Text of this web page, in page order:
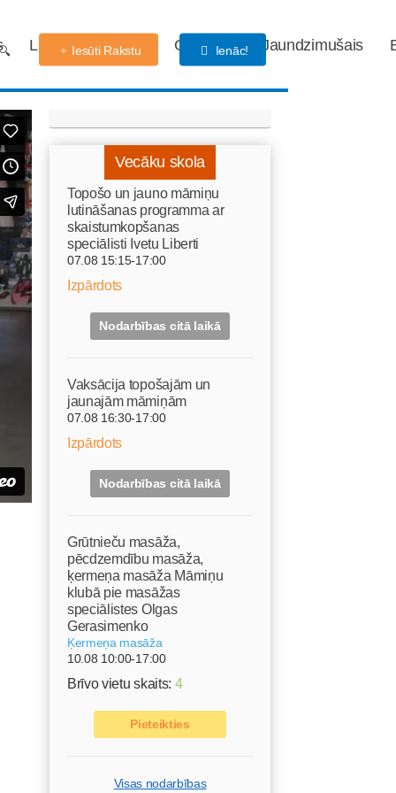
Labdarības fonds Gaidības Jaundzimušais
Iesūti Rakstu Ienāc!
Vecāku skola
Topošo un jauno māmiņu
lutināšanas programma ar
skaistumkopšanas
speciālisti Ivetu Liberti
07.08 15:15-17:00
Izpārdots
Nodarbības citā laikā
Vaksācija topošajām un
jaunajām māmiņām
07.08 16:30-17:00
Izpārdots
Nodarbības citā laikā
Grūtnieču masāža,
pēcdzemdību masāža,
ķermeņa masāža Māmiņu
klubā pie masāžas
speciālistes Olgas
Gerasimenko
Ķermeņa masāža
10.08 10:00-17:00
Brīvo vietu skaits: 4
Pieteikties
Visas nodarbības